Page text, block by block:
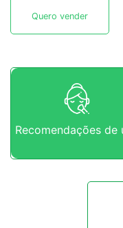
Quero vender
Recomendações de